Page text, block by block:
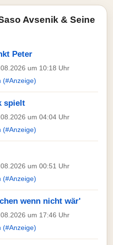
Avsenik & Seine
Peter
um 10:18 Uhr
(#Anzeige)
spielt
um 04:04 Uhr
(#Anzeige)
um 00:51 Uhr
(#Anzeige)
wenn nicht wär'
um 17:46 Uhr
(#Anzeige)